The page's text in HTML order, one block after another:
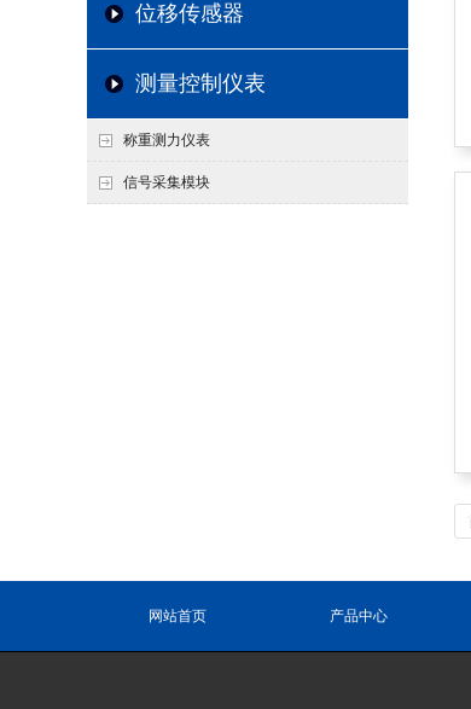
位移传感器
测量控制仪表
称重测力仪表
信号采集模块
网站首页 产品中心